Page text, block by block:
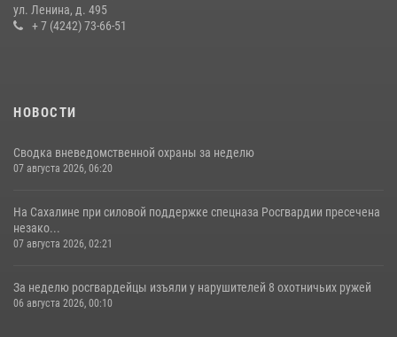
ул. Ленина, д. 495
+ 7 (4242) 73-66-51
НОВОСТИ
Сводка вневедомственной охраны за неделю
07 августа 2026, 06:20
На Сахалине при силовой поддержке спецназа Росгвардии пресечена
незако...
07 августа 2026, 02:21
За неделю росгвардейцы изъяли у нарушителей 8 охотничьих ружей
06 августа 2026, 00:10